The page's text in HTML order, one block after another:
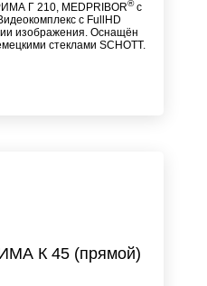
Г 210, MEDPRIBOR®с
с FullHD
изображения. Оснащён
стеклами SCHOTT.